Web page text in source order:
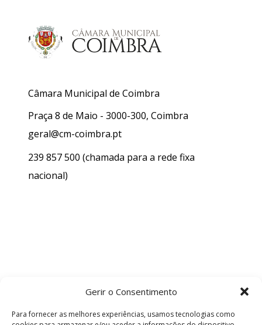
Gerir o Consentimento
Para fornecer as melhores experiências, usamos tecnologias como
Câmara Municipal de Coimbra
Praça 8 de Maio - 3000-300, Coimbra
geral@cm-coimbra.pt
239 857 500 (chamada para a rede fixa
nacional)